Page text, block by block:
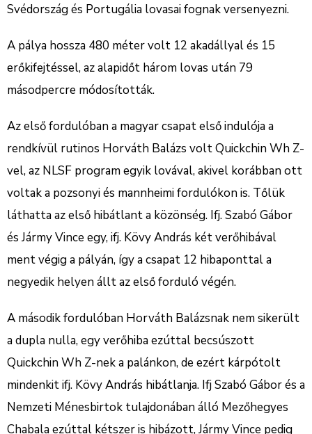
Svédország és Portugália lovasai fognak versenyezni.
A pálya hossza 480 méter volt 12 akadállyal és 15
erőkifejtéssel, az alapidőt három lovas után 79
másodpercre módosították.
Az első fordulóban a magyar csapat első indulója a
rendkívül rutinos Horváth Balázs volt Quickchin Wh Z-
vel, az NLSF program egyik lovával, akivel korábban ott
voltak a pozsonyi és mannheimi fordulókon is. Tőlük
láthatta az első hibátlant a közönség. Ifj. Szabó Gábor
és Jármy Vince egy, ifj. Kövy András két verőhibával
ment végig a pályán, így a csapat 12 hibaponttal a
negyedik helyen állt az első forduló végén.
A második fordulóban Horváth Balázsnak nem sikerült
a dupla nulla, egy verőhiba ezúttal becsúszott
Quickchin Wh Z-nek a palánkon, de ezért kárpótolt
mindenkit ifj. Kövy András hibátlanja. Ifj Szabó Gábor és a
Nemzeti Ménesbirtok tulajdonában álló Mezőhegyes
Chabala ezúttal kétszer is hibázott, Jármy Vince pedig